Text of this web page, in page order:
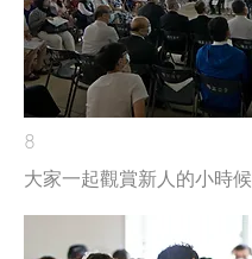
8
大家一起觀賞新人的小時候